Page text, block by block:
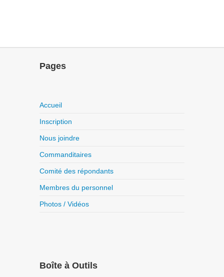
Pages
Accueil
Inscription
Nous joindre
Commanditaires
Comité des répondants
Membres du personnel
Photos / Vidéos
Boîte à Outils